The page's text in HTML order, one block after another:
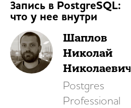
Запись в PostgreSQL:
что у нее внутри
Шаплов
Николай
Николаевич
Postgres
Professional